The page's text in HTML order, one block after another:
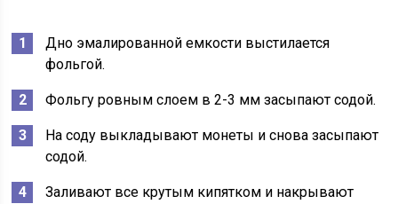
Дно эмалированной емкости выстилается
фольгой.
Фольгу ровным слоем в 2-3 мм засыпают содой.
На соду выкладывают монеты и снова засыпают
содой.
Заливают все крутым кипятком и накрывают